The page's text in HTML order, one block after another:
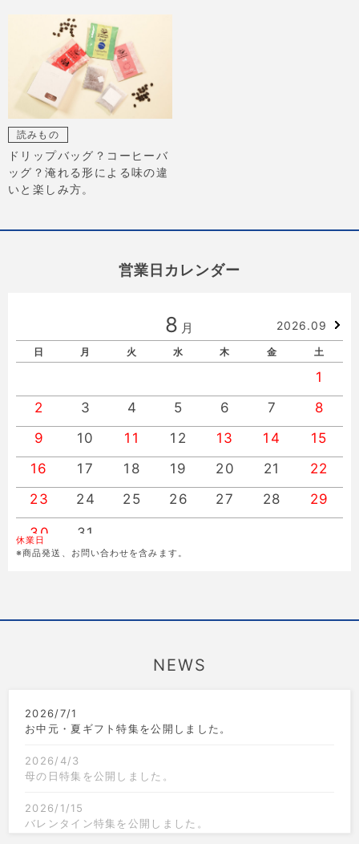
読みもの
ドリップバッグ？コーヒーバ
ッグ？淹れる形による味の違
いと楽しみ方。
営業日カレンダー
8 月 2026.09
日 月 火 水 木 金 土
1
2
3 4 5 6 7
8
9
10 11 12 13 14
15
16
17 18 19 20 21
22
23
24 25 26 27 28 29
30 31
休業日
※商品発送、お問い合わせを含みます。
NEWS
2026/7/1
お中元・夏ギフト特集を公開しました。
2026/4/3
母の日特集を公開しました。
2026/1/15
バレンタイン特集を公開しました。